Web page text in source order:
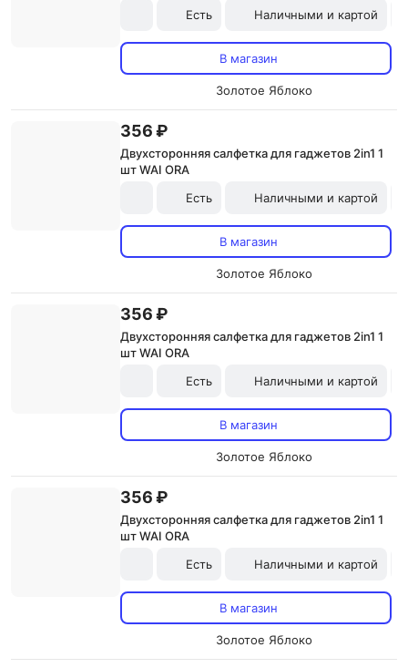
Есть
Наличными и картой
В магазин
Золотое Яблоко
356 ₽
Двухсторонняя салфетка для гаджетов 2in1 1
шт WAI ORA
Есть
Наличными и картой
В магазин
Золотое Яблоко
356 ₽
Двухсторонняя салфетка для гаджетов 2in1 1
шт WAI ORA
Есть
Наличными и картой
В магазин
Золотое Яблоко
356 ₽
Двухсторонняя салфетка для гаджетов 2in1 1
шт WAI ORA
Есть
Наличными и картой
В магазин
Золотое Яблоко